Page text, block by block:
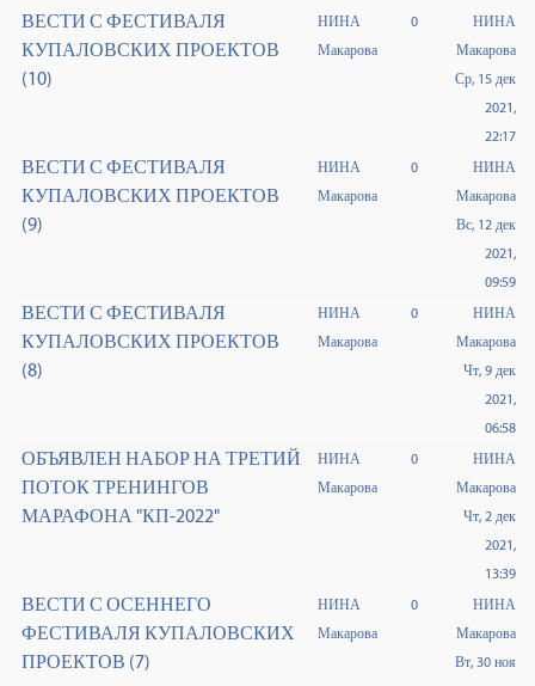
ВЕСТИ С ФЕСТИВАЛЯ
КУПАЛОВСКИХ ПРОЕКТОВ
(10)
НИНА
Макарова
0
НИНА
Макарова
Ср, 15 дек
2021,
22:17
ВЕСТИ С ФЕСТИВАЛЯ
КУПАЛОВСКИХ ПРОЕКТОВ
(9)
НИНА
Макарова
0
НИНА
Макарова
Вс, 12 дек
2021,
09:59
ВЕСТИ С ФЕСТИВАЛЯ
КУПАЛОВСКИХ ПРОЕКТОВ
(8)
НИНА
Макарова
0
НИНА
Макарова
Чт, 9 дек
2021,
06:58
ОБЪЯВЛЕН НАБОР НА ТРЕТИЙ
ПОТОК ТРЕНИНГОВ
МАРАФОНА "КП-2022"
НИНА
Макарова
0
НИНА
Макарова
Чт, 2 дек
2021,
13:39
ВЕСТИ С ОСЕННЕГО
ФЕСТИВАЛЯ КУПАЛОВСКИХ
ПРОЕКТОВ (7)
НИНА
Макарова
0
НИНА
Макарова
Вт, 30 ноя